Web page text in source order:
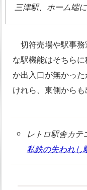
三津駅、ホーム端
切符売場や駅事務
な駅機能はそちら
か出入口が無かっ
けれら、東側からも
レトロ駅舎カテ
私鉄の失われし